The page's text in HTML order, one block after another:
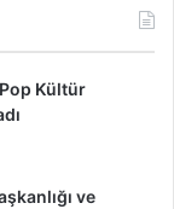
Kültür
ve